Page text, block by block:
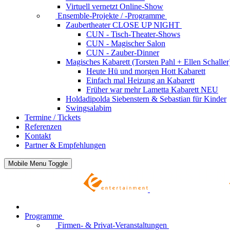
Virtuell vernetzt Online-Show
Ensemble-Projekte / -Programme
Zaubertheater CLOSE UP NIGHT
CUN - Tisch-Theater-Shows
CUN - Magischer Salon
CUN - Zauber-Dinner
Magisches Kabarett (Torsten Pahl + Ellen
Heute Hü und morgen Hott Kabarett
Einfach mal Heizung an Kabarett
Früher war mehr Lametta Kabarett NEU
Holdadipolda Siebenstern & Sebastian für Kinder
Swingsalabim
Termine / Tickets
Referenzen
Kontakt
Partner & Empfehlungen
Mobile Menu Toggle
Programme
Firmen- & Privat-Veranstaltungen